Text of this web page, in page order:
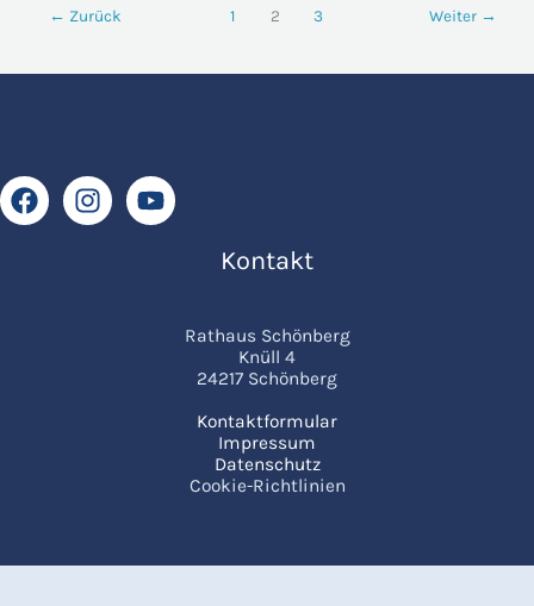
← Zurück 1 2 3 Weiter →
Kontakt
Rathaus Schönberg
Knüll 4
24217 Schönberg
Kontaktformular
Impressum
Datenschutz
Cookie-Richtlinien